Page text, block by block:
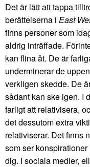
Det är lätt att tappa
berättelserna i East
finns personer som
aldrig inträffade.
kan flina åt. De är
underminerar de
verkligen skedde. De
sådant kan ske igen. I
farligt att relativisera,
det dessutom extra
relativiserar. Det finns
som ser
dig. I sociala medier,